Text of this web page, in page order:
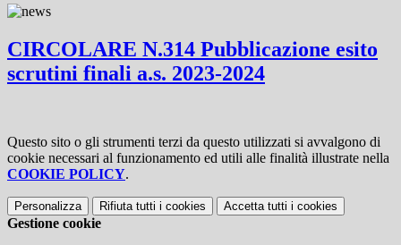
CIRCOLARE N.314 Pubblicazione esito
scrutini finali a.s. 2023-2024
Questo sito o gli strumenti terzi da questo utilizzati si avvalgono di
cookie necessari al funzionamento ed utili alle finalità illustrate nella
COOKIE POLICY.
Personalizza Rifiuta tutti i cookies Accetta tutti i cookies
Gestione cookie